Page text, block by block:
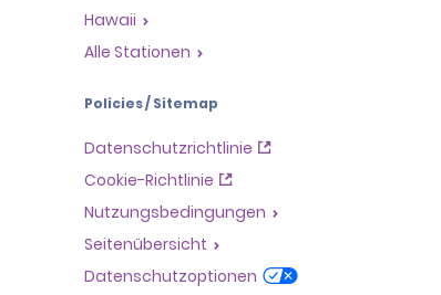
Hawaii
Alle Stationen
Policies / Sitemap
Datenschutzrichtlinie
Cookie-Richtlinie
Nutzungsbedingungen
Seitenübersicht
Datenschutzoptionen